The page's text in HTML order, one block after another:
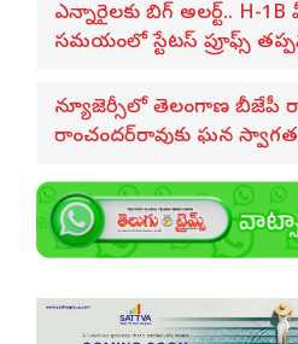
ఎన్నారైలకు బిగ్ అలర్ట్.. H-
సమయంలో స్టేటస్ ప్రూఫ్స్
న్యూజెర్సీలో తెలంగాణ బీజేపీ
రాంచందర్‌రావుకు ఘన